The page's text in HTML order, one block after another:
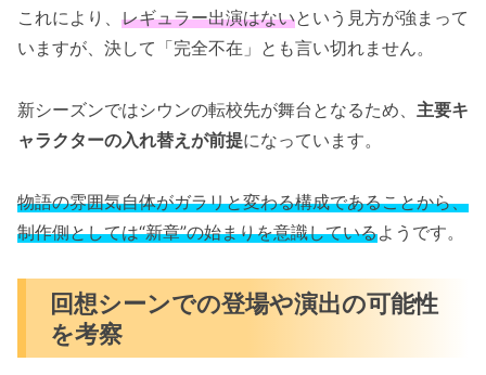
これにより、 レギュラー出演はないという見方が強まって
いますが、決して「完全不在」とも言い切れません。
新シーズンではシウンの転校先が舞台となるため、 主要キ
ャラクターの入れ替えが前提になっています。
物語の雰囲気自体がガラリと変わる構成であることから、
制作側としては“新章”の始まりを意識しているようです。
回想シーンでの登場や演出の可能性
を考察